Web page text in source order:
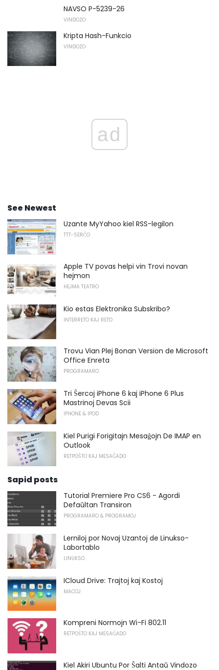
NAVSO P-5239-26
VINDOZO
Kripta Hash-Funkcio
VINDOZO
ad
See Newest
Uzante MyYahoo kiel RSS-legilon
TTT-SERĈO
Apple TV povas helpi vin Trovi novan
hejmon
HEJMA TEATRO
Kio estas Elektronika Subskribo?
INTERRETO KAJ RETO
Trovu Vian Plej Bonan Version de Microsoft
Office Enreta
PROGRAMARO
Tri Ŝercoj iPhone 6 kaj iPhone 6 Plus
Mastrinoj Devas Scii
IPHONE & IPOD
Kiel Purigi Forigitajn Mesaĝojn De IMAP en
Outlook
RETPOŜTO KAJ MESAĜADO
Sapid posts
Tutorial Premiere Pro CS6 - Agordi
Defaŭltan Transiron
PROGRAMARO & PROGRAMOJ
Lerniloj por Novaj Uzantoj de Linukso-
Labortablo
LINUKSO
ICloud Drive: Trajtoj kaj Kostoj
MACOJ
Kompreni Normojn Wi-Fi 802.11
RETPOŜTO KAJ MESAĜADO
Kiel Akiri Ubuntu Por Ŝalti Antaŭ Vindozo